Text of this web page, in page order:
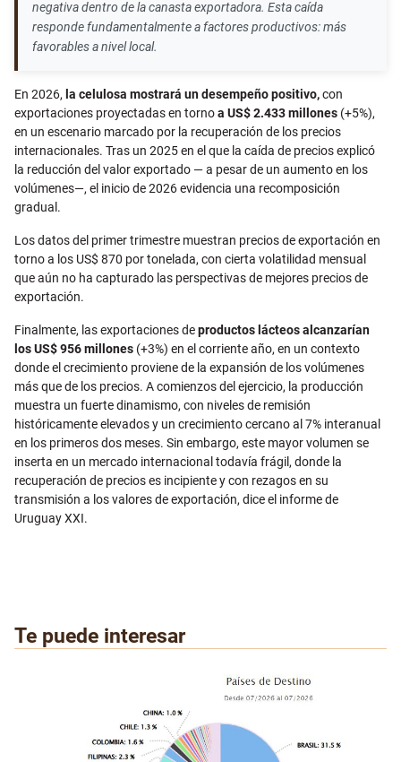
negativa dentro de la canasta exportadora. Esta caída
responde fundamentalmente a factores productivos: más
favorables a nivel local.
En 2026, la celulosa mostrará un desempeño positivo,con
exportaciones proyectadas en tornoa US$ 2.433 millones (+5%),
en un escenario marcado por la recuperación de los precios
internacionales. Tras un 2025 en el que la caída de precios explicó
la reducción del valor exportado — a pesar de un aumento en los
volúmenes—, el inicio de 2026 evidencia una recomposición
gradual.
Los datos del primer trimestre muestran precios de exportación en
torno a los US$ 870 por tonelada, con cierta volatilidad mensual
que aún no ha capturado las perspectivas de mejores precios de
exportación.
Finalmente, las exportaciones deproductos lácteos alcanzarían
los US$ 956 millones (+3%) en el corriente año, en un contexto
donde el crecimiento proviene de la expansión de los volúmenes
más que de los precios. A comienzos del ejercicio, la producción
muestra un fuerte dinamismo, con niveles de remisión
históricamente elevados y un crecimiento cercano al 7% interanual
en los primeros dos meses. Sin embargo, este mayor volumen se
inserta en un mercado internacional todavía frágil, donde la
recuperación de precios es incipiente y con rezagos en su
transmisión a los valores de exportación, dice el informe de
Uruguay XXI.
Te puede interesar